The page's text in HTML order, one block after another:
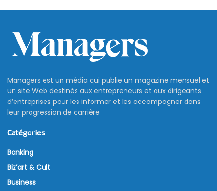
Managers est un média qui publie un magazine mensuel et
un site Web destinés aux entrepreneurs et aux dirigeants
d’entreprises pour les informer et les accompagner dans
leur progression de carrière
Catégories
Banking
Biz’art & Cult
Business